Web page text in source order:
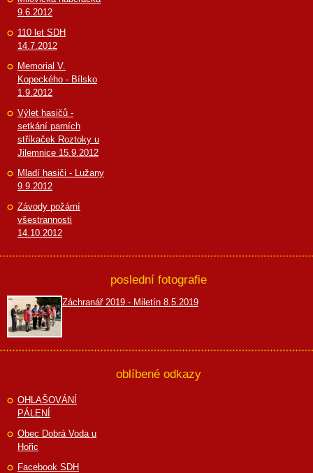
9.6.2012
110 let SDH
14.7.2012
Memorial V.
Kopeckého - Bílsko
1.9.2012
Výlet hasičů -
setkání parních
stříkaček Roztoky u
Jilemnice 15.9.2012
Mladí hasiči - Lužany
9.9.2012
Závody požární
všestrannosti
14.10.2012
poslední fotografie
Záchranář 2019 - Miletín 8.5.2019
oblíbené odkazy
OHLAŠOVÁNÍ
PÁLENÍ
Obec Dobrá Voda u
Hořic
Facebook SDH